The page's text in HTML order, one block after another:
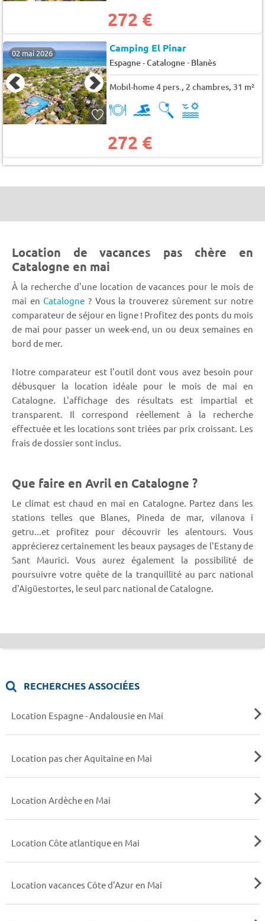
272 €
02 mai 2026 Camping El Pinar
Espagne - Catalogne- Blanès
Mobil-home 4 pers., 2 chambres, 31 m²
272 €
Location de vacances pas chère en
Catalogne en mai
À la recherche d'une location de vacances pour le mois de
mai enCatalogne ? Vous la trouverez sûrement sur notre
comparateur de séjour en ligne ! Profitez des ponts du mois
de mai pour passer un week-end, un ou deux semaines en
bord de mer.
Notre comparateur est l'outil dont vous avez besoin pour
débusquer la location idéale pour le mois de mai en
Catalogne. L'affichage des résultats est impartial et
transparent. Il correspond réellement à la recherche
effectuée et les locations sont triées par prix croissant. Les
frais de dossier sont inclus.
Que faire en Avril en Catalogne ?
Le climat est chaud en mai en Catalogne. Partez dans les
stations telles que Blanes, Pineda de mar, vilanova i
getru...et profitez pour découvrir les alentours. Vous
apprécierez certainement les beaux paysages de l'Estany de
Sant Maurici. Vous aurez également la possibilité de
poursuivre votre quête de la tranquillité au parc national
d'Aigüestortes, le seul parc national de Catalogne.
RECHERCHES ASSOCIÉES
Location Espagne - Andalousie en Mai
Location pas cher Aquitaine en Mai
Location Ardèche en Mai
Location Côte atlantique en Mai
Location vacances Côte d'Azur en Mai